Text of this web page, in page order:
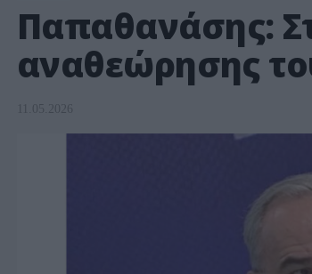
Παπαθανάσης:
αναθεώρησης
11.05.2026